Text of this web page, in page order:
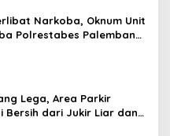
Narkoba, Oknum Unit
Polrestabes Palembang
Korban Rp40 Juta, GPP
Lega, Area Parkir
Bersih dari Jukir Liar dan